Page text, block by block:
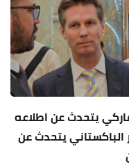
يتحدث عن اطلاعه
الباكستاني يتحدث عن